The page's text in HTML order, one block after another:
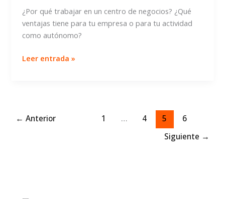
¿Por qué trabajar en un centro de negocios? ¿Qué
ventajas tiene para tu empresa o para tu actividad
como autónomo?
Las
en
Leer entrada »
← Anterior 1 … 4 5
6
Siguiente →